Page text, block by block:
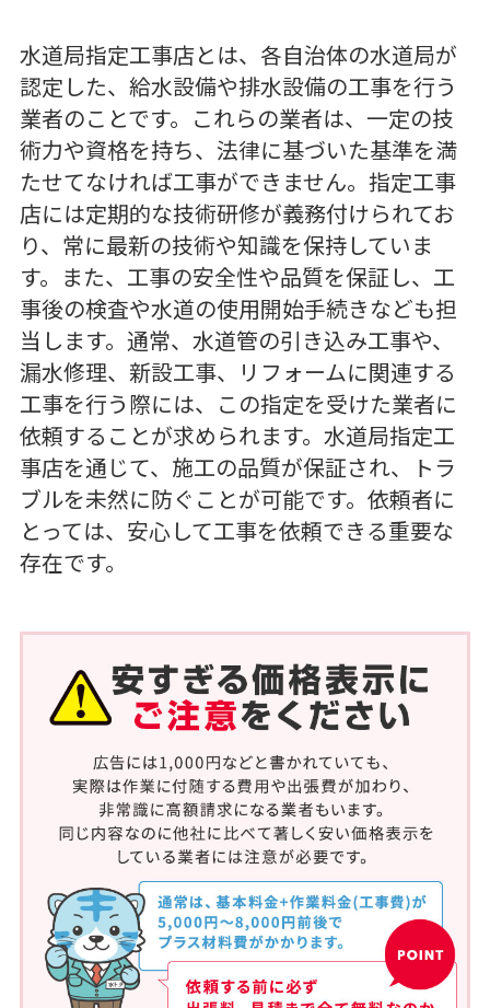
水道局指定工事店とは、各自治体の水道局が
認定した、給水設備や排水設備の工事を行う
業者のことです。これらの業者は、一定の技
術力や資格を持ち、法律に基づいた基準を満
たせてなければ工事ができません。指定工事
店には定期的な技術研修が義務付けられてお
り、常に最新の技術や知識を保持していま
す。また、工事の安全性や品質を保証し、工
事後の検査や水道の使用開始手続きなども担
当します。通常、水道管の引き込み工事や、
漏水修理、新設工事、リフォームに関連する
工事を行う際には、この指定を受けた業者に
依頼することが求められます。水道局指定工
事店を通じて、施工の品質が保証され、トラ
ブルを未然に防ぐことが可能です。依頼者に
とっては、安心して工事を依頼できる重要な
存在です。